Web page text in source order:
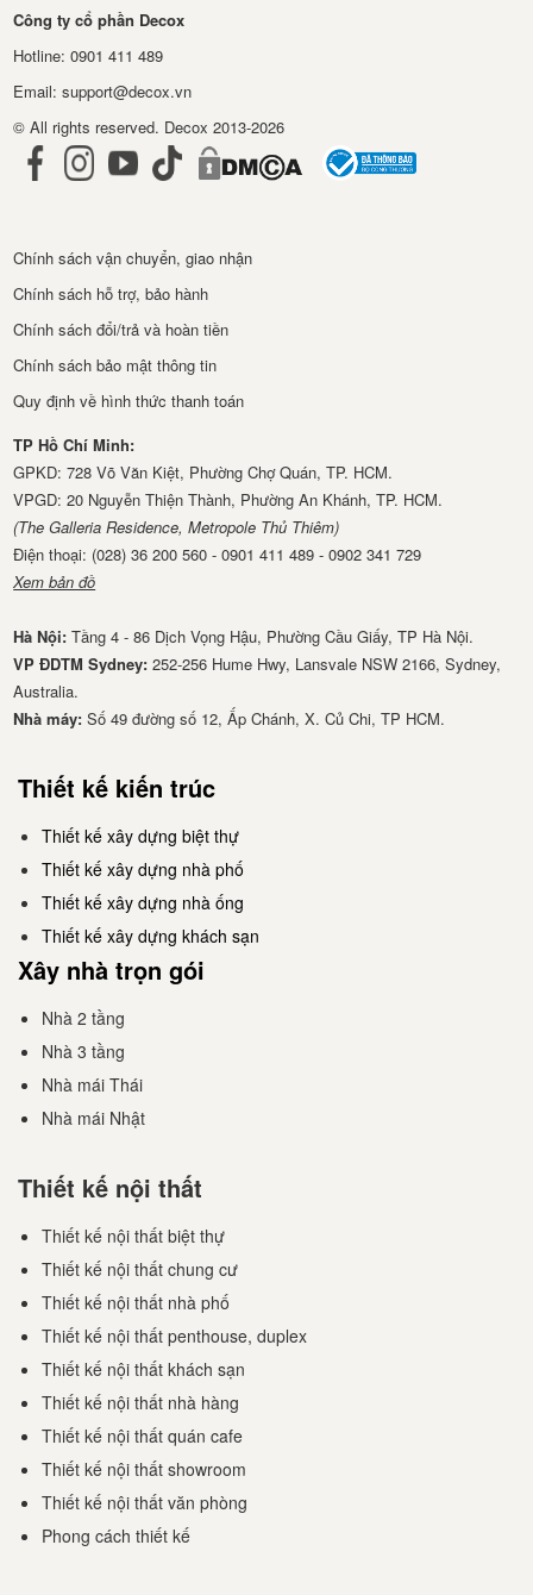
Công ty cổ phần Decox
Hotline: 0901 411 489
Email: support@decox.vn
© All rights reserved. Decox 2013-2026
Chính sách vận chuyển, giao nhận
Chính sách hỗ trợ, bảo hành
Chính sách đổi/trả và hoàn tiền
Chính sách bảo mật thông tin
Quy định về hình thức thanh toán
TP Hồ Chí Minh:
GPKD: 728 Võ Văn Kiệt, Phường Chợ Quán, TP. HCM.
VPGD: 20 Nguyễn Thiện Thành, Phường An Khánh, TP. HCM.
(The Galleria Residence, Metropole Thủ Thiêm)
Điện thoại: (028) 36 200 560 - 0901 411 489 - 0902 341 729
Xem bản đồ
Hà Nội:Tầng 4 - 86 Dịch Vọng Hậu, Phường Cầu Giấy, TP Hà Nội.
VP ĐDTM Sydney: 252-256 Hume Hwy, Lansvale NSW 2166, Sydney,
Australia.
Nhà má​y: Số 49 đường số 12, Ấp Chánh, X. Củ Chi, TP HCM.
Thiết kế kiến trúc
Thiết kế xây dựng biệt thự
Thiết kế xây dựng nhà phố
Thiết kế xây dựng nhà ống
Thiết kế xây dựng khách sạn
Xây nhà trọn gói
Nhà 2 tầng
Nhà 3 tầng
Nhà mái Thái
Nhà mái Nhật
Thiết kế nội thất
Thiết kế nội thất biệt thự
Thiết kế nội thất chung cư
Thiết kế nội thất nhà phố
Thiết kế nội thất penthouse, duplex
Thiết kế nội thất khách sạn
Thiết kế nội thất nhà hàng
Thiết kế nội thất quán cafe
Thiết kế nội thất showroom
Thiết kế nội thất văn phòng
Phong cách thiết kế